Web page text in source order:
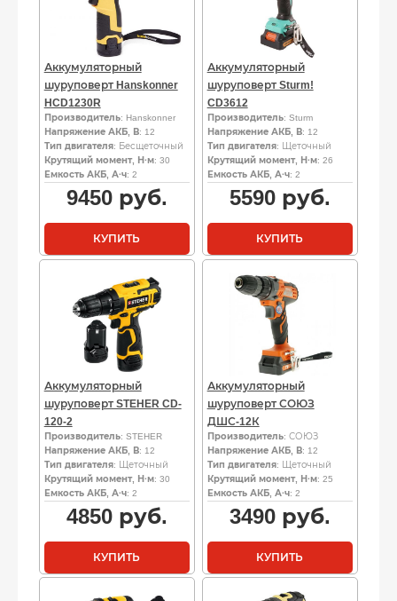
Аккумуляторный
шуруповерт Hanskonner
HCD1230R
Производитель: Hanskonner
Напряжение АКБ, В: 12
Тип двигателя: Бесщеточный
Крутящий момент, Н·м: 30
Емкость АКБ, А·ч: 2
9450руб.
КУПИТЬ
Аккумуляторный
шуруповерт Sturm!
CD3612
Производитель: Sturm
Напряжение АКБ, В: 12
Тип двигателя: Щеточный
Крутящий момент, Н·м: 26
Емкость АКБ, А·ч: 2
5590руб.
КУПИТЬ
Аккумуляторный
шуруповерт STEHER CD-
120-2
Производитель: STEHER
Напряжение АКБ, В: 12
Тип двигателя: Щеточный
Крутящий момент, Н·м: 30
Емкость АКБ, А·ч: 2
4850руб.
КУПИТЬ
Аккумуляторный
шуруповерт СОЮЗ
ДШС-12К
Производитель: СОЮЗ
Напряжение АКБ, В: 12
Тип двигателя: Щеточный
Крутящий момент, Н·м: 25
Емкость АКБ, А·ч: 2
3490руб.
КУПИТЬ